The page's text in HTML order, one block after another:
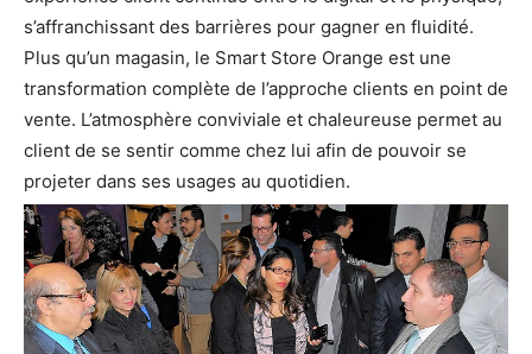
s’affranchissant des barrières pour gagner en fluidité.
Plus qu’un magasin, le Smart Store Orange est une
transformation complète de l’approche clients en point de
vente. L’atmosphère conviviale et chaleureuse permet au
client de se sentir comme chez lui afin de pouvoir se
projeter dans ses usages au quotidien.